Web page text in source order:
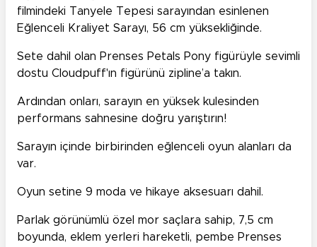
filmindeki Tanyele Tepesi sarayından esinlenen
Eğlenceli Kraliyet Sarayı, 56 cm yüksekliğinde.
Sete dahil olan Prenses Petals Pony figürüyle sevimli
dostu Cloudpuff'ın figürünü zipline’a takın.
Ardından onları, sarayın en yüksek kulesinden
performans sahnesine doğru yarıştırın!
Sarayın içinde birbirinden eğlenceli oyun alanları da
var.
Oyun setine 9 moda ve hikaye aksesuarı dahil.
Parlak görünümlü özel mor saçlara sahip, 7,5 cm
boyunda, eklem yerleri hareketli, pembe Prenses